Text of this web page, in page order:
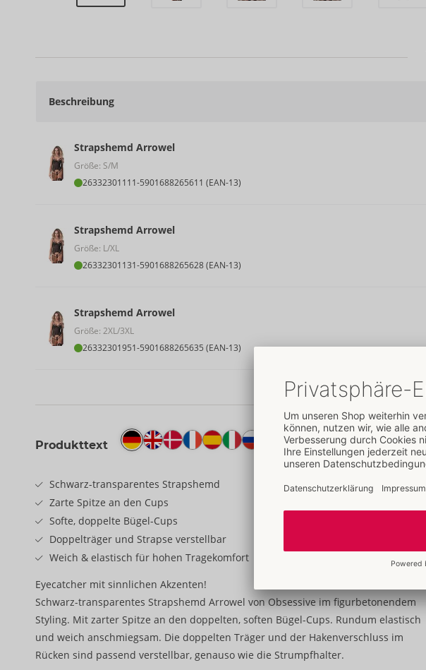
Beschreibung
Strapshemd Arrowel
Größe: S/M
26332301111-5901688265611 (EAN-13)
Strapshemd Arrowel
Größe: L/XL
26332301131-5901688265628 (EAN-13)
Strapshemd Arrowel
Größe: 2XL/3XL
26332301951-5901688265635 (EAN-13)
Produkttext
Schwarz-transparentes Strapshemd
Zarte Spitze an den Cups
Softe, doppelte Bügel-Cups
Doppelträger und Strapse verstellbar
Weich & elastisch für hohen Tragekomfort
Eyecatcher mit sinnlichen Akzenten!
Schwarz-transparentes Strapshemd Arrowel von Obsessive im figurbetonendem
Styling. Mit zarter Spitze an den doppelten, soften Bügel-Cups. Rundum elastisch
und weich anschmiegsam. Die doppelten Träger und der Hakenverschluss im
Rücken sind passend verstellbar, genauso wie die Strumpfhalter.